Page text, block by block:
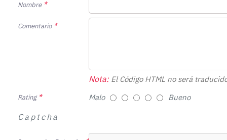
Nombre
Comentario
Nota:El Código HTML no será
Rating Malo Bueno
Captcha